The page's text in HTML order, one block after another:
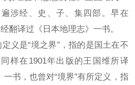
涉经、史、子、集四部。早在
翻译过《日本地理志》一书。
定义是“境之界”，指的是国土在不
样在1901年出版的王国维所译
一书，也曾对“境界”有所定义，指